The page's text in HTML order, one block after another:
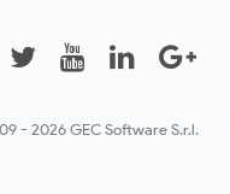
- 2026 GEC Software S.r.l.